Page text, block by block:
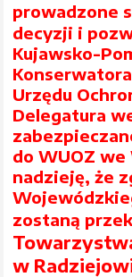
prowadzone
decyzji i
Kujawsko-
Urzędu
Delegatura
do WUOZ we
nadzieję, że
zostaną
w